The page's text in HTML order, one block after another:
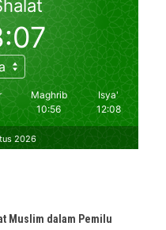
Muslim dalam Pemilu